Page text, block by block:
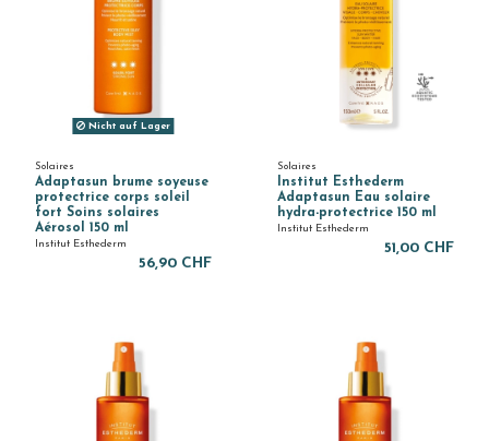
Nicht auf Lager
Solaires
Adaptasun brume soyeuse
protectrice corps soleil
fort Soins solaires
Aérosol 150 ml
Institut Esthederm
56,90 CHF
Solaires
Institut Esthederm
Adaptasun Eau solaire
hydra-protectrice 150 ml
Institut Esthederm
51,00 CHF